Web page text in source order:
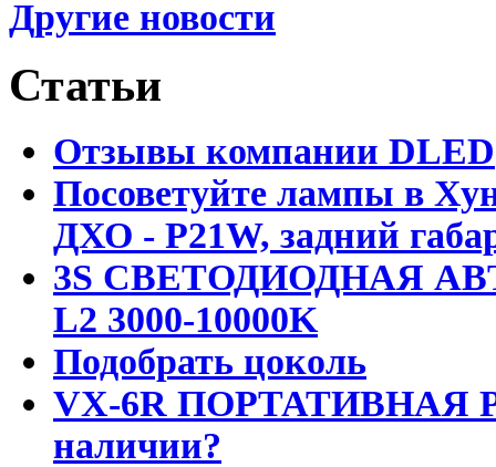
Другие новости
Статьи
Отзывы компании DLED
Посоветуйте лампы в
ДХО - P21W, задний
3S СВЕТОДИОДНАЯ
L2 3000-10000K
Подобрать цоколь
VX-6R ПОРТАТИВНАЯ
наличии?